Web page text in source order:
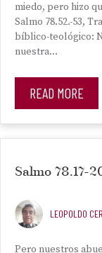
miedo, pero hizo
Salmo 78.52.-53,
bíblico-teológico:
nuestra…
READ MORE
Salmo 78.17-
LEOPOLDO
Pero nuestros